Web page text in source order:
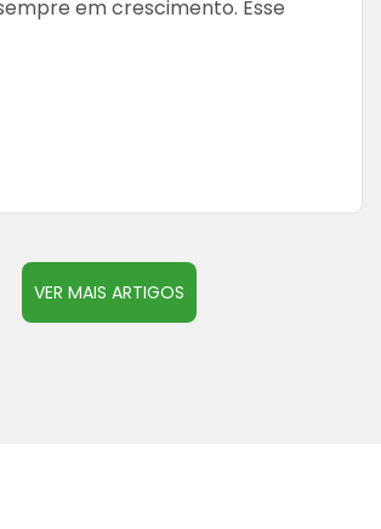
em crescimento. Esse
VER MAIS ARTIGOS